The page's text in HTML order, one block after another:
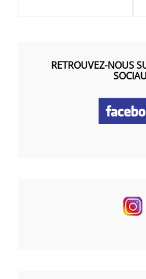
RETROUVEZ-NOUS